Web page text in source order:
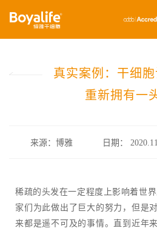
首页 什么是干细胞
前沿动态
真实案例：干细胞让秃顶的人重新拥有
真实案例：干细
重新拥有一
来源：博雅 日期：
稀疏的头发在一定程度上影响着世
家们为此做出了巨大的努力，但是
来都是遥不可及的事情。直到近年